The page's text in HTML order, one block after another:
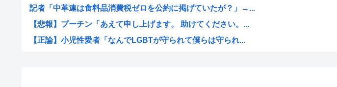
記者「中革連は食料品消費税ゼロを公約に掲げていたが？」→...
【悲報】プーチン「あえて申し上げます。 助けてください。...
【正論】小児性愛者「なんでLGBTが守られて僕らは守られ...